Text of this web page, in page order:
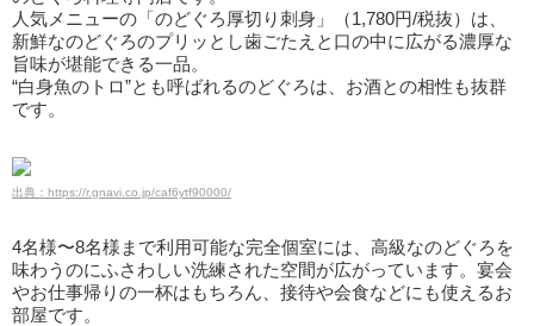
人気メニューの「のどぐろ厚切り刺身」（1,780円/税抜）は、
新鮮なのどぐろのプリッとし歯ごたえと口の中に広がる濃厚な
旨味が堪能できる一品。
“白身魚のトロ”とも呼ばれるのどぐろは、お酒との相性も抜群
です。
出典：https://r.gnavi.co.jp/caf6ytf90000/
4名様〜8名様まで利用可能な完全個室には、高級なのどぐろを
味わうのにふさわしい洗練された空間が広がっています。宴会
やお仕事帰りの一杯はもちろん、接待や会食などにも使えるお
部屋です。